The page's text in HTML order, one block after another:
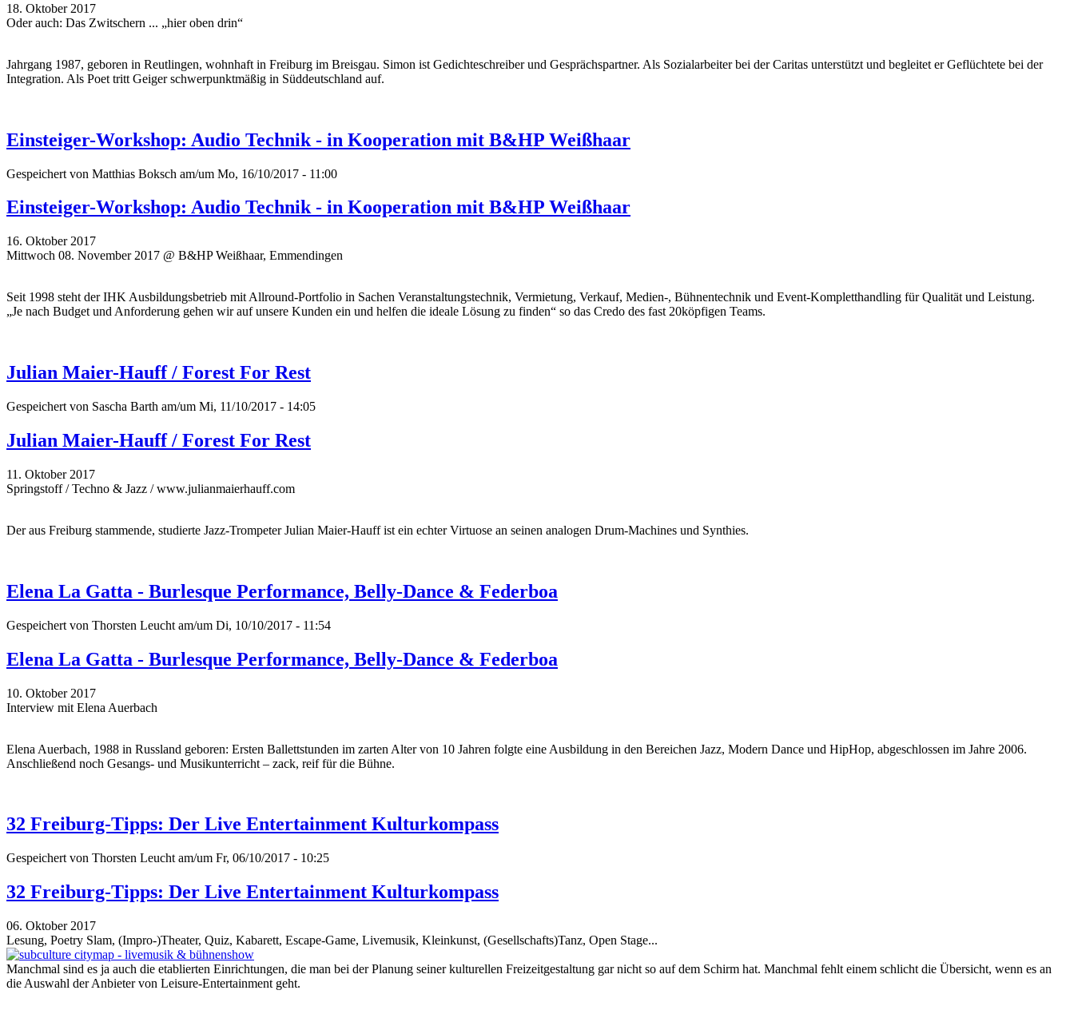
18. Oktober 2017
Oder auch: Das Zwitschern ... „hier oben drin“
Jahrgang 1987, geboren in Reutlingen, wohnhaft in Freiburg im Breisgau. Simon ist Gedichteschreiber und Gesprächspartner. Als Sozialarbeiter bei der Caritas unterstützt und begleitet er Geflüchtete bei der
Integration. Als Poet tritt Geiger schwerpunktmäßig in Süddeutschland auf.
Einsteiger-Workshop: Audio Technik - in Kooperation mit B&HP Weißhaar
Gespeichert von Matthias Boksch am/um Mo, 16/10/2017 - 11:00
Einsteiger-Workshop: Audio Technik - in Kooperation mit B&HP Weißhaar
16. Oktober 2017
Mittwoch 08. November 2017 @ B&HP Weißhaar, Emmendingen
Seit 1998 steht der IHK Ausbildungsbetrieb mit Allround-Portfolio in Sachen Veranstaltungstechnik, Vermietung, Verkauf, Medien-, Bühnentechnik und Event-Kompletthandling für Qualität und Leistung.
„Je nach Budget und Anforderung gehen wir auf unsere Kunden ein und helfen die ideale Lösung zu finden“ so das Credo des fast 20köpfigen Teams.
Julian Maier-Hauff / Forest For Rest
Gespeichert von Sascha Barth am/um Mi, 11/10/2017 - 14:05
Julian Maier-Hauff / Forest For Rest
11. Oktober 2017
Springstoff / Techno & Jazz / www.julianmaierhauff.com
Der aus Freiburg stammende, studierte Jazz-Trompeter Julian Maier-Hauff ist ein echter Virtuose an seinen analogen Drum-Machines und Synthies.
Elena La Gatta - Burlesque Performance, Belly-Dance & Federboa
Gespeichert von Thorsten Leucht am/um Di, 10/10/2017 - 11:54
Elena La Gatta - Burlesque Performance, Belly-Dance & Federboa
10. Oktober 2017
Interview mit Elena Auerbach
Elena Auerbach, 1988 in Russland geboren: Ersten Ballettstunden im zarten Alter von 10 Jahren folgte eine Ausbildung in den Bereichen Jazz, Modern Dance und HipHop, abgeschlossen im Jahre 2006.
Anschließend noch Gesangs- und Musikunterricht – zack, reif für die Bühne.
32 Freiburg-Tipps: Der Live Entertainment Kulturkompass
Gespeichert von Thorsten Leucht am/um Fr, 06/10/2017 - 10:25
32 Freiburg-Tipps: Der Live Entertainment Kulturkompass
06. Oktober 2017
Lesung, Poetry Slam, (Impro-)Theater, Quiz, Kabarett, Escape-Game, Livemusik, Kleinkunst, (Gesellschafts)Tanz, Open Stage...
Manchmal sind es ja auch die etablierten Einrichtungen, die man bei der Planung seiner kulturellen Freizeitgestaltung gar nicht so auf dem Schirm hat. Manchmal fehlt einem schlicht die Übersicht, wenn es an
die Auswahl der Anbieter von Leisure-Entertainment geht.